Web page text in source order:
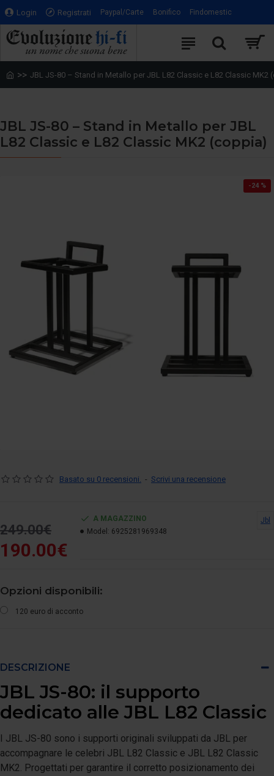
Login Registrati Paypal/Carte Bonifico Findomestic
JBL JS-80 – Stand in Metallo per JBL L82 Classic e L82 Classic MK2
JBL JS-80 – Stand in Metallo per JBL
L82 Classic e L82 Classic MK2 (coppia)
-24 %
Basato su 0 recensioni. - Scrivi una recensione
190.00€
249.00€
A MAGAZZINO
Model: 6925281969348
Jbl
Opzioni disponibili:
120 euro di acconto
DESCRIZIONE
JBL JS-80: il supporto
dedicato alle JBL L82 Classic
I JBL JS-80 sono i supporti originali sviluppati da JBL per
accompagnare le celebri JBL L82 Classic e JBL L82 Classic
MK2. Progettati per garantire il corretto posizionamento dei